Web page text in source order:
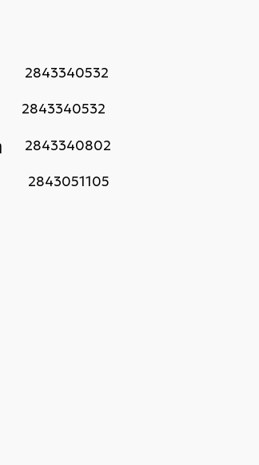
2843340802
2843051105